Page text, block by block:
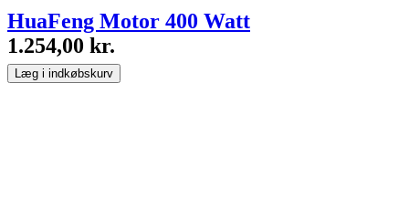
HuaFeng Motor 400 Watt
1.254,00 kr.
Læg i indkøbskurv